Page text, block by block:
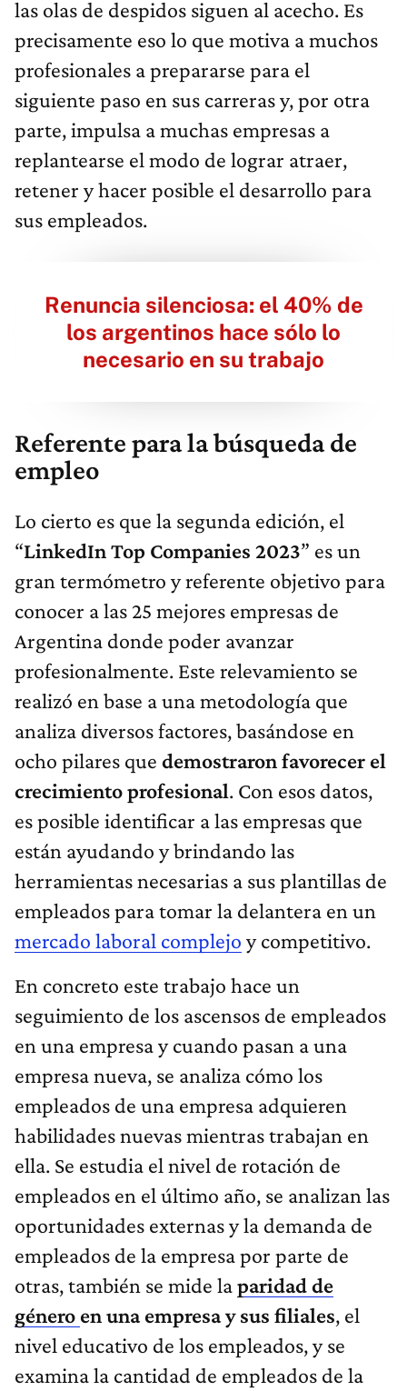
las olas de despidos siguen al acecho. Es
precisamente eso lo que motiva a muchos
profesionales a prepararse para el
siguiente paso en sus carreras y, por otra
parte, impulsa a muchas empresas a
replantearse el modo de lograr atraer,
retener y hacer posible el desarrollo para
sus empleados.
Renuncia silenciosa: el 40% de
los argentinos hace sólo lo
necesario en su trabajo
Referente para la búsqueda de
empleo
Lo cierto es que la segunda edición, el
“LinkedIn Top Companies 2023” es un
gran termómetro y referente objetivo para
conocer a las 25 mejores empresas de
Argentina donde poder avanzar
profesionalmente. Este relevamiento se
realizó en base a una metodología que
analiza diversos factores, basándose en
ocho pilares que demostraron favorecer el
crecimiento profesional. Con esos datos,
es posible identificar a las empresas que
están ayudando y brindando las
herramientas necesarias a sus plantillas de
empleados para tomar la delantera en un
mercado laboral complejo y competitivo.
En concreto este trabajo hace un
seguimiento de los ascensos de empleados
en una empresa y cuando pasan a una
empresa nueva, se analiza cómo los
empleados de una empresa adquieren
habilidades nuevas mientras trabajan en
ella. Se estudia el nivel de rotación de
empleados en el último año, se analizan las
oportunidades externas y la demanda de
empleados de la empresa por parte de
otras, también se mide laparidad de
género en una empresa y sus filiales, el
nivel educativo de los empleados, y se
examina la cantidad de empleados de la